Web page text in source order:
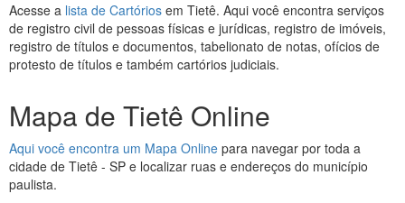
Acesse a lista de Cartórios em Tietê. Aqui você encontra serviços
de registro civil de pessoas físicas e jurídicas, registro de imóveis,
registro de títulos e documentos, tabelionato de notas, ofícios de
protesto de títulos e também cartórios judiciais.
Mapa de Tietê Online
Aqui você encontra um Mapa Online para navegar por toda a
cidade de Tietê - SP e localizar ruas e endereços do município
paulista.